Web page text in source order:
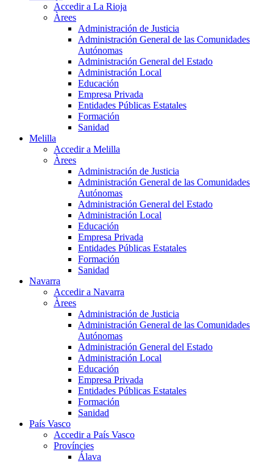
Accedir a La Rioja
Àrees
Administración de Justicia
Administración General de las Comunidades
Autónomas
Administración General del Estado
Administración Local
Educación
Empresa Privada
Entidades Públicas Estatales
Formación
Sanidad
Melilla
Accedir a Melilla
Àrees
Administración de Justicia
Administración General de las Comunidades
Autónomas
Administración General del Estado
Administración Local
Educación
Empresa Privada
Entidades Públicas Estatales
Formación
Sanidad
Navarra
Accedir a Navarra
Àrees
Administración de Justicia
Administración General de las Comunidades
Autónomas
Administración General del Estado
Administración Local
Educación
Empresa Privada
Entidades Públicas Estatales
Formación
Sanidad
País Vasco
Accedir a País Vasco
Províncies
Álava